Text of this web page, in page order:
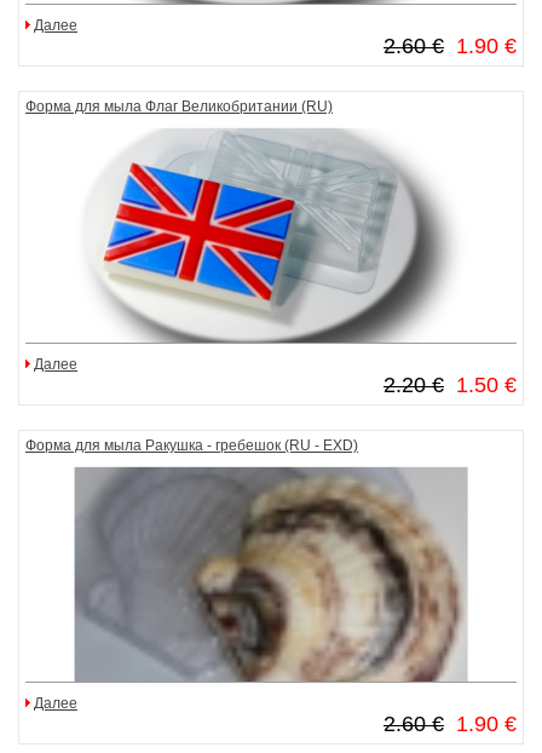
Далее
1.90 €
2.60 €
Форма для мыла Флаг Великобритании (RU)
Далее
1.50 €
2.20 €
Форма для мыла Ракушка - гребешок (RU - EXD)
Далее
1.90 €
2.60 €